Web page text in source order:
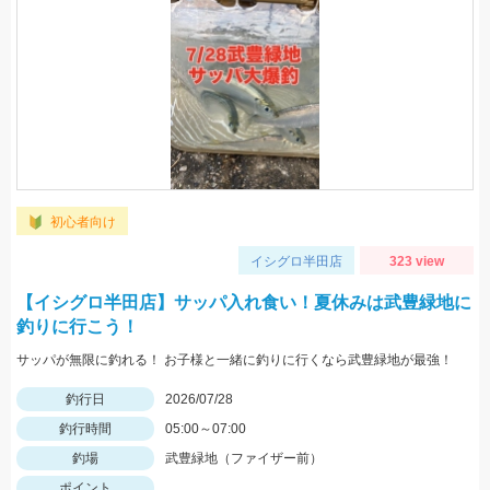
初心者向け
イシグロ半田店 323 view
【イシグロ半田店】サッパ入れ食い！夏休みは武豊緑地に
釣りに行こう！
サッパが無限に釣れる！ お子様と一緒に釣りに行くなら武豊緑地が最強！
釣行日
2026/07/28
釣行時間
05:00～07:00
釣場
武豊緑地（ファイザー前）